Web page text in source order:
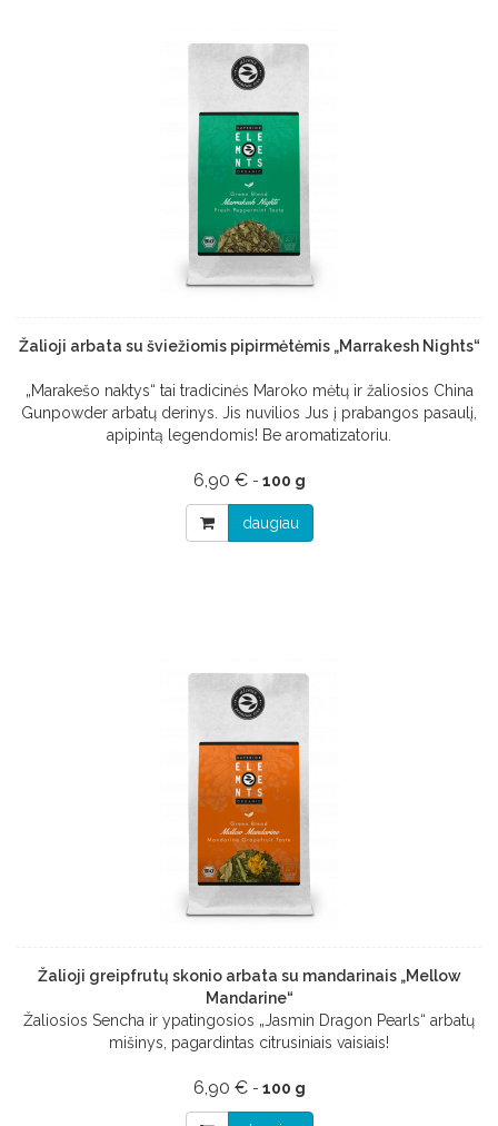
Žalioji arbata su šviežiomis pipirmėtėmis „Marrakesh Nights“
„Marakešo naktys“ tai tradicinės Maroko mėtų ir žaliosios China
Gunpowder arbatų derinys. Jis nuvilios Jus į prabangos pasaulį,
apipintą legendomis! Be aromatizatoriu.
6,90 € - 100 g
daugiau
Žalioji greipfrutų skonio arbata su mandarinais „Mellow
Mandarine“
Žaliosios Sencha ir ypatingosios „Jasmin Dragon Pearls“ arbatų
mišinys, pagardintas citrusiniais vaisiais!
6,90 € - 100 g